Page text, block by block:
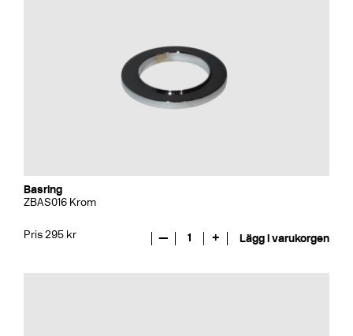
Basring
ZBAS016 Krom
Pris 295 kr — 1 + Lägg i varukorgen